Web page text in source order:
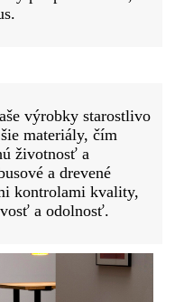
výrobky starostlivo
materiály, čím
životnosť a
a drevené
kontrolami kvality,
a odolnosť.